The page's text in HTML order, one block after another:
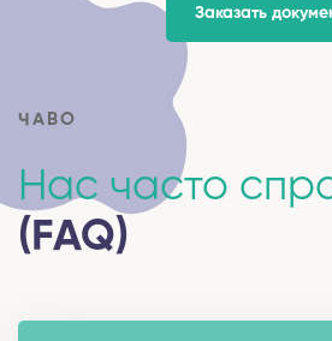
Заказать
ЧАВО
Нас часто
(FAQ)